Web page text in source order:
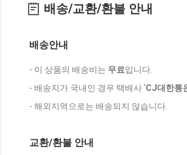
배송/교환/환불 안내
배송안내
- 이 상품의 배송비는 무료입니다.
- 배송지가 국내인 경우 택배사 'CJ대한통
- 해외지역으로는 배송되지 않습니다.
교환/환불 안내